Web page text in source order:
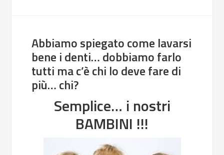
Abbiamo spiegato come lavarsi
bene i denti… dobbiamo farlo
tutti ma c’è chi lo deve fare di
più… chi?
Semplice… i nostri
BAMBINI !!!